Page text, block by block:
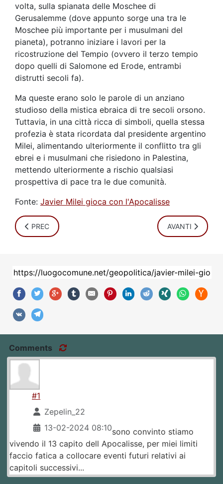
volta, sulla spianata delle Moschee di
Gerusalemme (dove appunto sorge una tra le
Moschee più importante per i musulmani del
pianeta), potranno iniziare i lavori per la
ricostruzione del Tempio (ovvero il terzo tempio
dopo quelli di Salomone ed Erode, entrambi
distrutti secoli fa).
Ma queste erano solo le parole di un anziano
studioso della mistica ebraica di tre secoli orsono.
Tuttavia, in una città ricca di simboli, quella stessa
profezia è stata ricordata dal presidente argentino
Milei, alimentando ulteriormente il conflitto tra gli
ebrei e i musulmani che risiedono in Palestina,
mettendo ulteriormente a rischio qualsiasi
prospettiva di pace tra le due comunità.
Fonte: Javier Milei gioca con l'Apocalisse
ARTICOLO PRECEDENTE: LA LISTA DI ZELENSKY DEI
PREC ARTICOLO
AVANTI
Comments
#1
Zepelin_22
13-02-2024 08:10sono convinto stiamo
vivendo il 13 capito dell Apocalisse, per miei limiti
faccio fatica a collocare eventi futuri relativi ai
capitoli successivi...